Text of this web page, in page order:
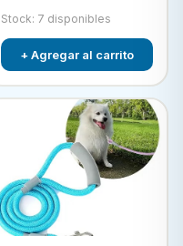
Stock: 7 disponibles
+ Agregar al carrito